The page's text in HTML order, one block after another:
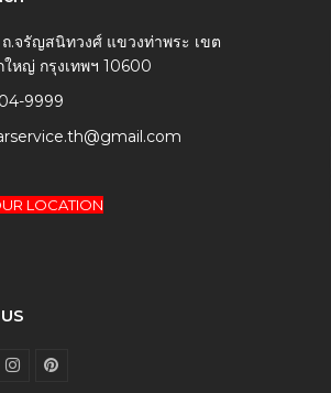
.จรัญสนิทวงศ์ แขวงท่าพระ เขต
ใหญ่ กรุงเทพฯ 10600
9999
LOCATION
I P